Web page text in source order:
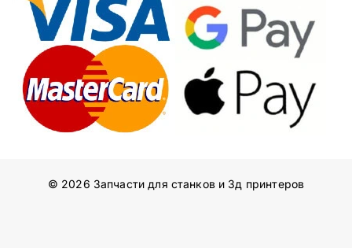
© 2026 Запчасти для станков и 3д принтеров